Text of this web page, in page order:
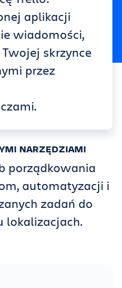
aplikacji
wiadomości,
skrzynce
przez
NARZĘDZIAMI
porządkowania
automatyzacji i
zadań do
lokalizacjach.